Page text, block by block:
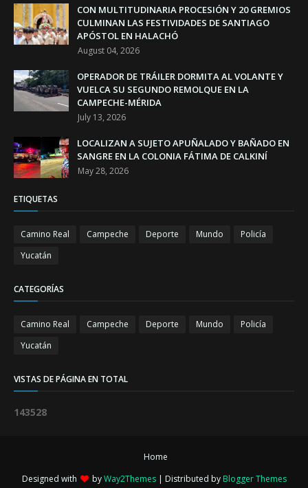
CON MULTITUDINARIA PROCESIÓN Y 20 GREMIOS
CULMINAN LAS FESTIVIDADES DE SANTIAGO
APÓSTOL EN HALACHÓ
August 04, 2026
OPERADOR DE TRÁILER DORMITA AL VOLANTE Y
VUELCA SU SEGUNDO REMOLQUE EN LA
CAMPECHE-MÉRIDA
July 13, 2026
LOCALIZAN A SUJETO APUÑALADO Y BAÑADO EN
SANGRE EN LA COLONIA FÁTIMA DE CALKINÍ
May 28, 2026
ETIQUETAS
Camino Real Campeche Deporte Mundo
Policía
Yucatán
CATEGORÍAS
Camino Real Campeche Deporte Mundo
Policía
Yucatán
VISTAS DE PÁGINA EN TOTAL
143528
Home
Designed with
byWay2Themes| Distributed by Blogger Themes